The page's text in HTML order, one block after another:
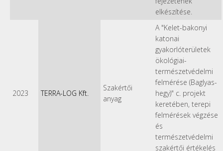
elkészítése.
2023 TERRA-LOG Kft.
Szakértői
anyag
A "Kelet-bakonyi
katonai
gyakorlóterületek
ökológiai-
természetvédelmi
felmérése (Baglyas-
hegy)" c. projekt
keretében, terepi
felmérések végzése
és
természetvédelmi
szakértői értékelés